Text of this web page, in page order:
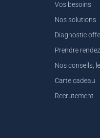
Vos besoins
Nos solutions
Diagnostic
Prendre
Nos conseils,
Carte cadeau
Recrutement